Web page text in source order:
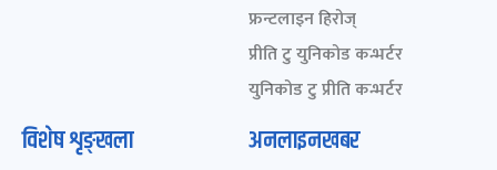
फ्रन्टलाइन हिरोज्
प्रीति टु युनिकोड कन्भर्टर
युनिकोड टु प्रीति कन्भर्टर
विशेष शृङ्खला अनलाइनखबर